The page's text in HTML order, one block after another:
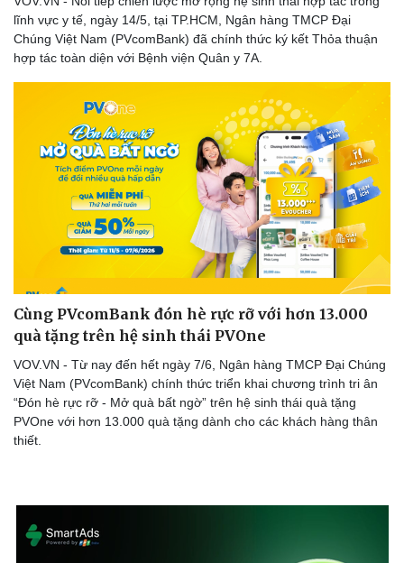
Sức khỏe
Dinh dưỡng - món ngon
Sản phụ khoa
Nhi khoa
Nam khoa
Phòng mạch online
Đời sống
Nhà đẹp
Blog
Tình yêu - Gia đình
lĩnh vực y tế, ngày 14/5, tại TP.HCM, Ngân hàng TMCP Đại
Chúng Việt Nam (PVcomBank) đã chính thức ký kết Thỏa thuận
hợp tác toàn diện với Bệnh viện Quân y 7A.
Cùng PVcomBank đón hè rực rỡ với hơn 13.000
quà tặng trên hệ sinh thái PVOne
VOV.VN - Từ nay đến hết ngày 7/6, Ngân hàng TMCP Đại Chúng
Việt Nam (PVcomBank) chính thức triển khai chương trình tri ân
“Đón hè rực rỡ - Mở quà bất ngờ” trên hệ sinh thái quà tặng
PVOne với hơn 13.000 quà tặng dành cho các khách hàng thân
thiết.